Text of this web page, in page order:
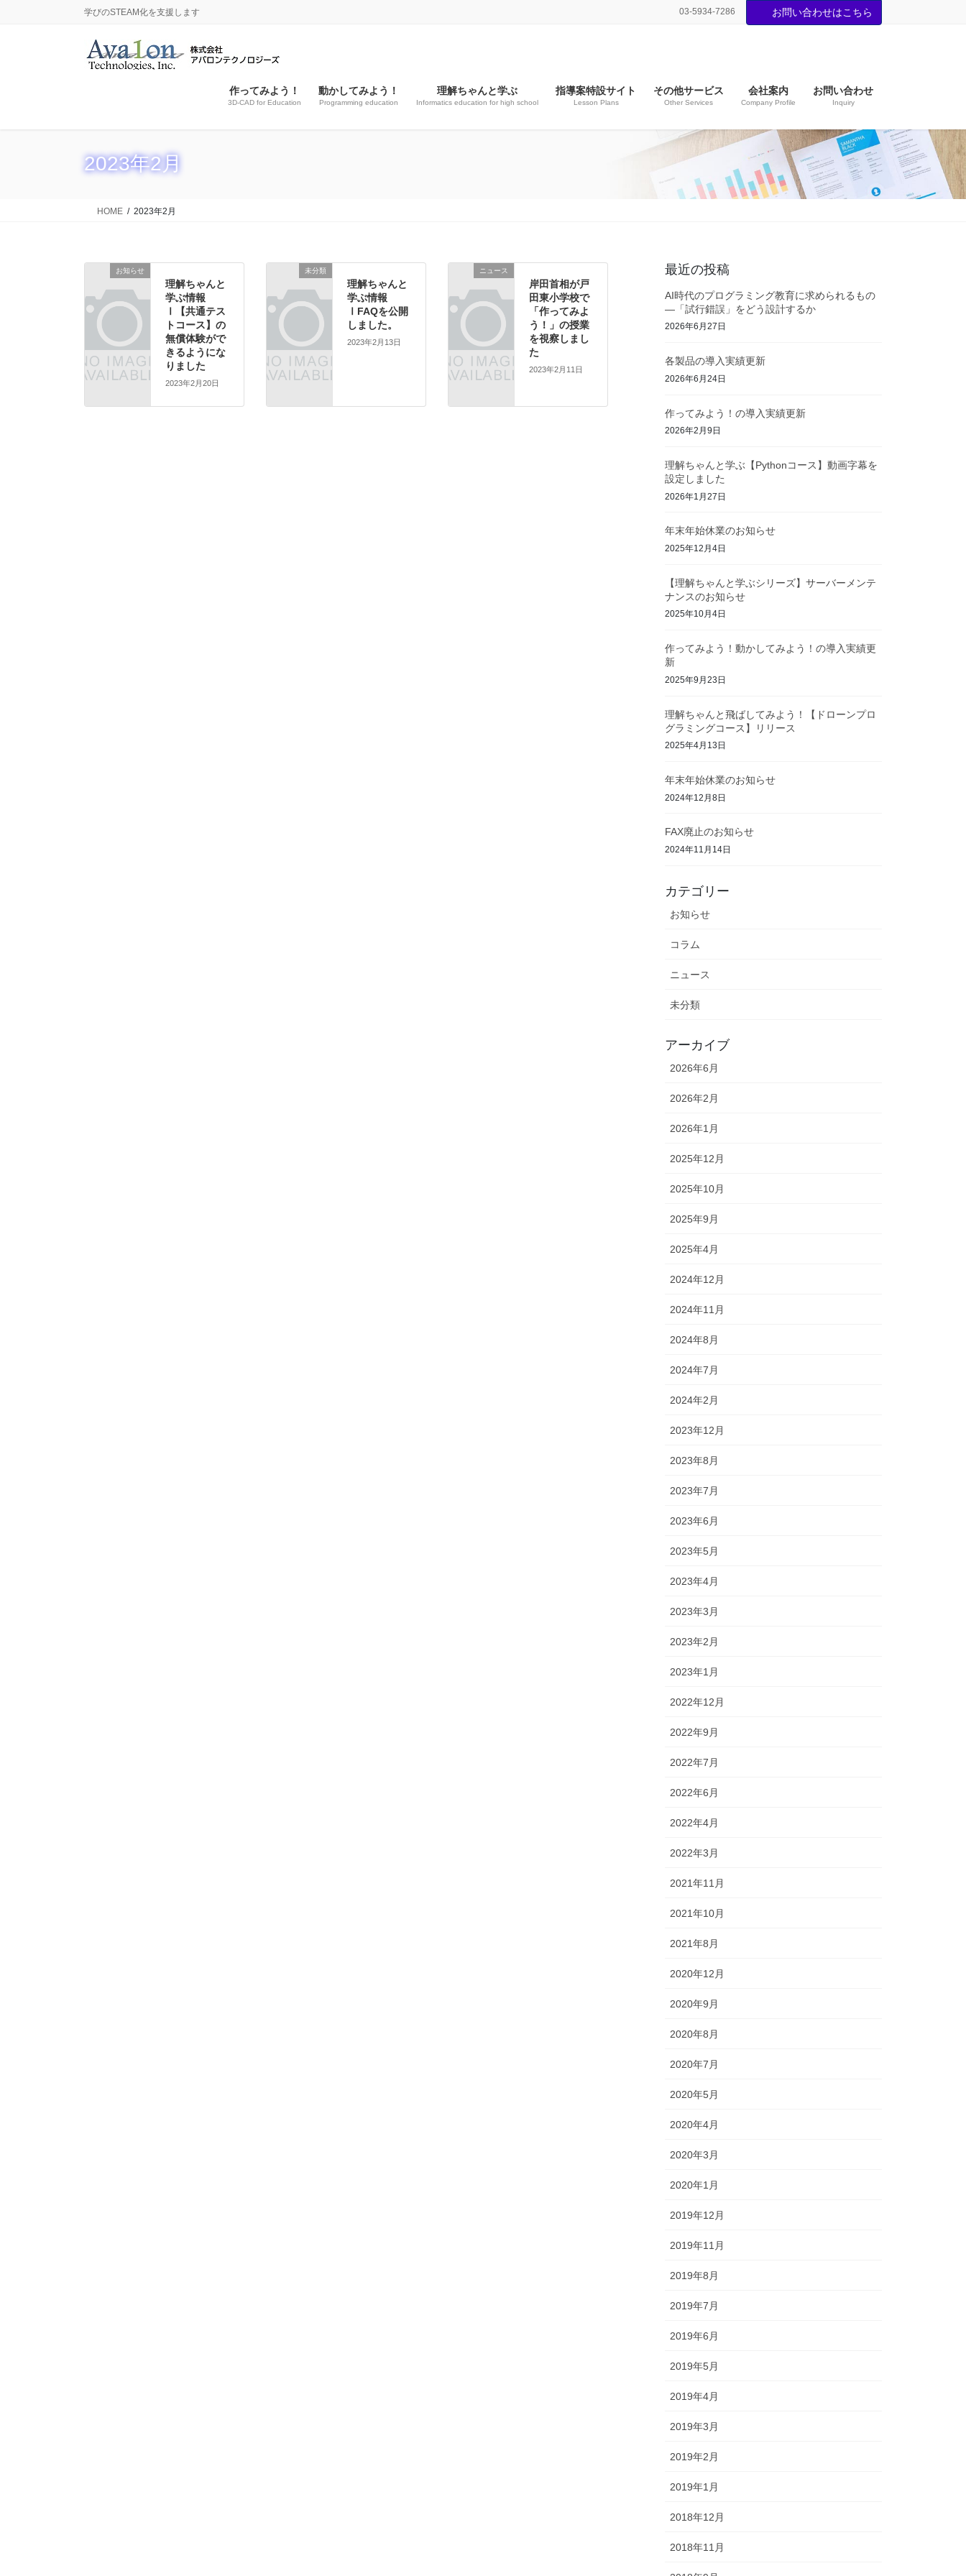
学びのSTEAM化を支援します 03-5934-7286 お問い合わせはこちら
作ってみよう！
3D‐CAD for Education
動かしてみよう！
Programming education
理解ちゃんと学ぶ
Informatics education for high school
指導案特設サイト
Lesson Plans
その他サービス
Other Services
会社案内
Company Profile
お問い合わせ
Inquiry
2023年2月
HOME 2023年2月
お知らせ
理解ちゃんと
学ぶ情報
Ⅰ【共通テス
トコース】の
無償体験がで
きるようにな
りました
2023年2月20日
未分類
理解ちゃんと
学ぶ情報
ⅠFAQを公開
しました。
2023年2月13日
ニュース
岸田首相が戸
田東小学校で
「作ってみよ
う！」の授業
を視察しまし
た
2023年2月11日
最近の投稿
AI時代のプログラミング教育に求められるもの
―「試行錯誤」をどう設計するか
2026年6月27日
各製品の導入実績更新
2026年6月24日
作ってみよう！の導入実績更新
2026年2月9日
理解ちゃんと学ぶ【Pythonコース】動画字幕を
設定しました
2026年1月27日
年末年始休業のお知らせ
2025年12月4日
【理解ちゃんと学ぶシリーズ】サーバーメンテ
ナンスのお知らせ
2025年10月4日
作ってみよう！動かしてみよう！の導入実績更
新
2025年9月23日
理解ちゃんと飛ばしてみよう！【ドローンプロ
グラミングコース】リリース
2025年4月13日
年末年始休業のお知らせ
2024年12月8日
FAX廃止のお知らせ
2024年11月14日
カテゴリー
お知らせ
コラム
ニュース
未分類
アーカイブ
2026年6月
2026年2月
2026年1月
2025年12月
2025年10月
2025年9月
2025年4月
2024年12月
2024年11月
2024年8月
2024年7月
2024年2月
2023年12月
2023年8月
2023年7月
2023年6月
2023年5月
2023年4月
2023年3月
2023年2月
2023年1月
2022年12月
2022年9月
2022年7月
2022年6月
2022年4月
2022年3月
2021年11月
2021年10月
2021年8月
2020年12月
2020年9月
2020年8月
2020年7月
2020年5月
2020年4月
2020年3月
2020年1月
2019年12月
2019年11月
2019年8月
2019年7月
2019年6月
2019年5月
2019年4月
2019年3月
2019年2月
2019年1月
2018年12月
2018年11月